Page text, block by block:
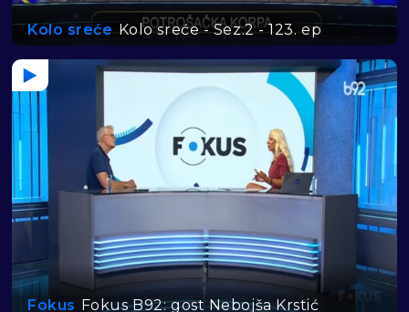
Kolo sreće Kolo sreće - Sez.2 - 123. ep
Fokus Fokus B92: gost Nebojša Krstić